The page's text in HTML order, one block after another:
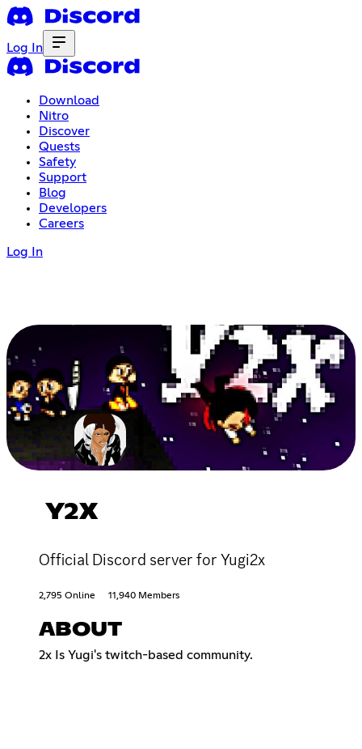
Log In
Download
Nitro
Discover
Quests
Safety
Support
Blog
Developers
Careers
Log In
Y2X
Official Discord server for Yugi2x
2,795 Online 11,940 Members
ABOUT
2x Is Yugi's twitch-based community.‎ ‎ ‎ ‎ ‎ ‎ ‎ ‎ ‎ ‎ ‎ ‎ ‎ ‎ ‎ ‎ ‎ ‎ ‎ ‎ ‎ ‎